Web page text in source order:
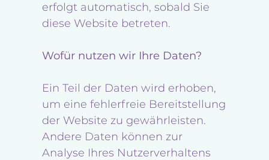
erfolgt automatisch, sobald Sie
diese Website betreten.
Wofür nutzen wir Ihre Daten?
Ein Teil der Daten wird erhoben,
um eine fehlerfreie Bereitstellung
der Website zu gewährleisten.
Andere Daten können zur
Analyse Ihres Nutzerverhaltens